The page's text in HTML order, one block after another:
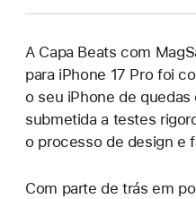
A Capa Beats com
para iPhone 17 Pro foi
o seu iPhone de
submetida a testes
o processo de design e
Com parte de trás em